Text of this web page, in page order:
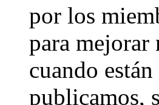
por los
para mejorar
cuando
publicamos,